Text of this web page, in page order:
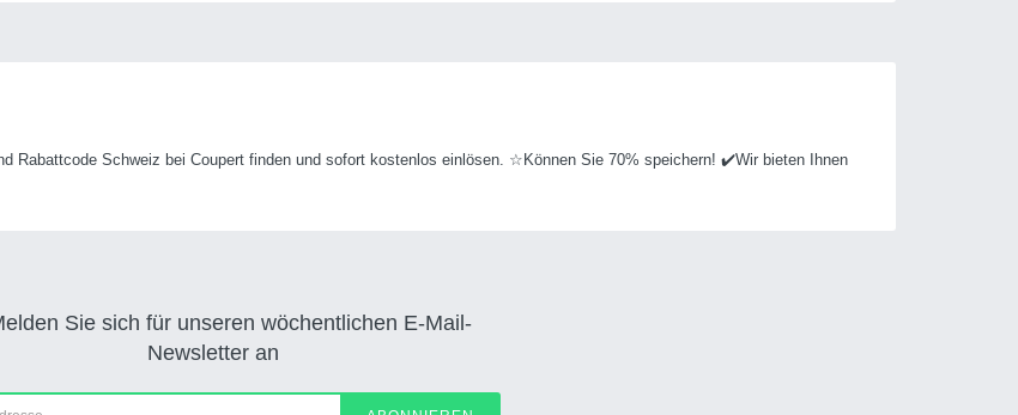
Rabattcode Schweiz bei Coupert finden und sofort kostenlos einlösen. ☆Können Sie 70% speichern! ✔️Wir bieten Ihnen
Sie sich für unseren wöchentlichen E-Mail-
Newsletter an